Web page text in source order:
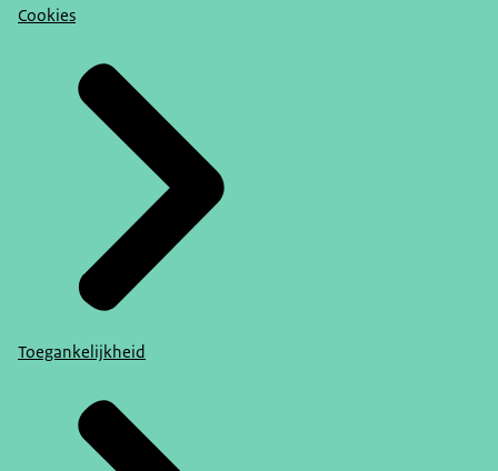
Cookies
Toegankelijkheid